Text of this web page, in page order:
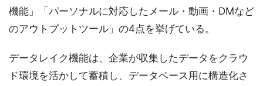
機能」「パーソナルに対応したメール・動画・DMなど
のアウトプットツール」の4点を挙げている。
データレイク機能は、企業が収集したデータをクラウ
ド環境を活かして蓄積し、データベース用に構造化さ